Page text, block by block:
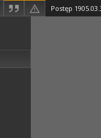
Postęp